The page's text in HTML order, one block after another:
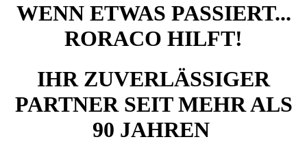
WENN ETWAS PASSIERT...
RORACO HILFT!
IHR ZUVERLÄSSIGER
PARTNER SEIT MEHR ALS
90 JAHREN